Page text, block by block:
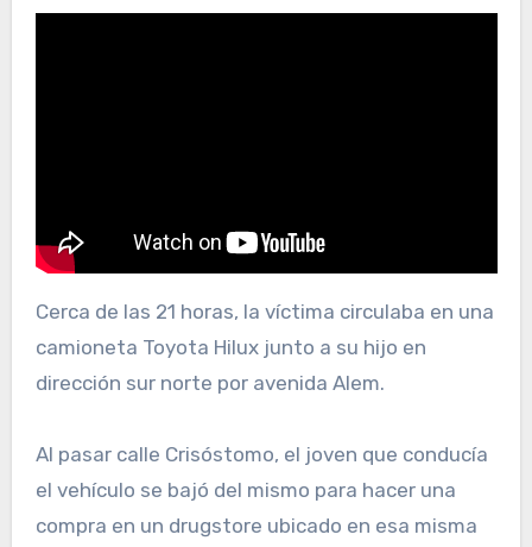
Cerca de las 21 horas, la víctima circulaba en una
camioneta Toyota Hilux junto a su hijo en
dirección sur norte por avenida Alem.
Al pasar calle Crisóstomo, el joven que conducía
el vehículo se bajó del mismo para hacer una
compra en un drugstore ubicado en esa misma